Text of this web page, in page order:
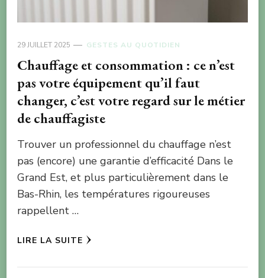
29 JUILLET 2025 GESTES AU QUOTIDIEN
Chauffage et consommation : ce n’est
pas votre équipement qu’il faut
changer, c’est votre regard sur le métier
de chauffagiste
Trouver un professionnel du chauffage n’est
pas (encore) une garantie d’efficacité Dans le
Grand Est, et plus particulièrement dans le
Bas-Rhin, les températures rigoureuses
rappellent …
LIRE LA SUITE